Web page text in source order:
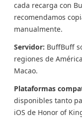
cada recarga con
recomendamos
manualmente.
Servidor: BuffBuff
regiones de
Macao.
Plataformas
disponibles tanto
iOS de Honor of